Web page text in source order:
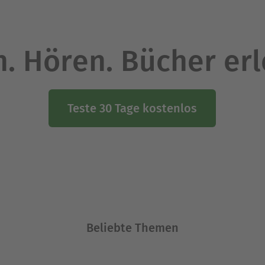
Hören. Bücher
Teste 30 Tage kostenlos
Beliebte Themen